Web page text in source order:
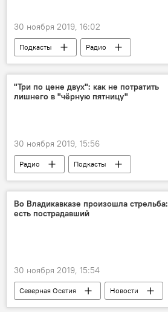
30 ноября 2019, 16:02
Подкасты Радио
"Три по цене двух": как не потратить
лишнего в "чёрную пятницу"
30 ноября 2019, 15:56
Радио Подкасты
Во Владикавказе произошла стрельба:
есть пострадавший
30 ноября 2019, 15:54
Северная Осетия Новости